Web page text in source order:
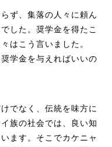
ず、集落の人々に頼ん
した。奨学金を得たこ
はこう言いました。
学金を与えればいいの
でなく、伝統を味方に
族の社会では、良い知
ます。そこでカケニャ